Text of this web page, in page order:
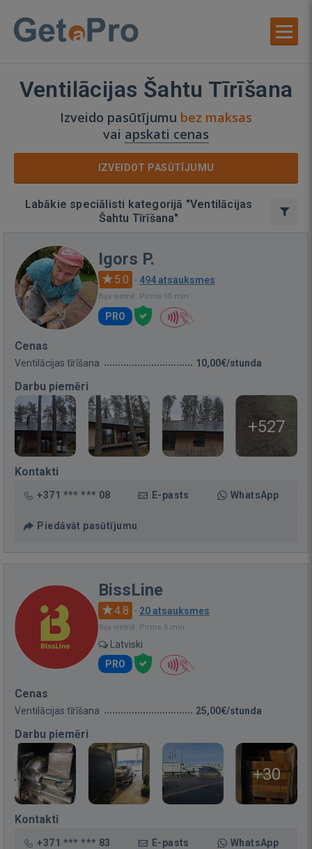
Ventilācijas Šahtu Tīrīšana
Izveido pasūtījumu bez maksas
vai apskati cenas
IZVEIDOT PASŪTĪJUMU
Labākie speciālisti kategorijā "Ventilācijas
Šahtu Tīrīšana"
Igors P.
5.0 · 494 atsauksmes
Bija vietnē: Pirms 10 min.
PRO
Cenas
Ventilācijas tīrīšana 10,00€/stunda
Darbu piemēri
+527
Kontakti
+371 *** *** 08 E-pasts WhatsApp
Piedāvāt pasūtījumu
BissLine
4.8 · 20 atsauksmes
Bija vietnē: Pirms 6 min.
Latviski
PRO
Cenas
Ventilācijas tīrīšana 25,00€/stunda
Darbu piemēri
+30
Kontakti
+371 *** *** 83 E-pasts WhatsApp